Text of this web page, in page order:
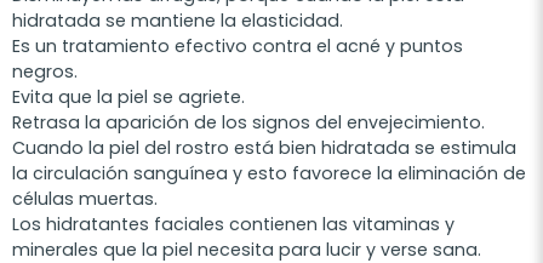
hidratada se mantiene la elasticidad.
Es un tratamiento efectivo contra el acné y puntos
negros.
Evita que la piel se agriete.
Retrasa la aparición de los signos del envejecimiento.
Cuando la piel del rostro está bien hidratada se estimula
la circulación sanguínea y esto favorece la eliminación de
células muertas.
Los hidratantes faciales contienen las vitaminas y
minerales que la piel necesita para lucir y verse sana.